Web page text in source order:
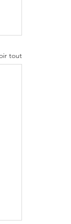
tout